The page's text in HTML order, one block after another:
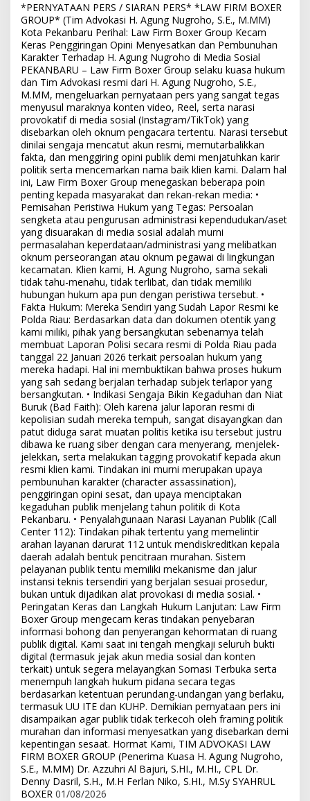
*PERNYATAAN PERS / SIARAN PERS* *LAW FIRM BOXER
GROUP* (Tim Advokasi H. Agung Nugroho, S.E., M.MM)
Kota Pekanbaru Perihal: Law Firm Boxer Group Kecam
Keras Penggiringan Opini Menyesatkan dan Pembunuhan
Karakter Terhadap H. Agung Nugroho di Media Sosial
PEKANBARU – Law Firm Boxer Group selaku kuasa hukum
dan Tim Advokasi resmi dari H. Agung Nugroho, S.E.,
M.MM, mengeluarkan pernyataan pers yang sangat tegas
menyusul maraknya konten video, Reel, serta narasi
provokatif di media sosial (Instagram/TikTok) yang
disebarkan oleh oknum pengacara tertentu. Narasi tersebut
dinilai sengaja mencatut akun resmi, memutarbalikkan
fakta, dan menggiring opini publik demi menjatuhkan karir
politik serta mencemarkan nama baik klien kami. Dalam hal
ini, Law Firm Boxer Group menegaskan beberapa poin
penting kepada masyarakat dan rekan-rekan media: •
Pemisahan Peristiwa Hukum yang Tegas: Persoalan
sengketa atau pengurusan administrasi kependudukan/aset
yang disuarakan di media sosial adalah murni
permasalahan keperdataan/administrasi yang melibatkan
oknum perseorangan atau oknum pegawai di lingkungan
kecamatan. Klien kami, H. Agung Nugroho, sama sekali
tidak tahu-menahu, tidak terlibat, dan tidak memiliki
hubungan hukum apa pun dengan peristiwa tersebut. •
Fakta Hukum: Mereka Sendiri yang Sudah Lapor Resmi ke
Polda Riau: Berdasarkan data dan dokumen otentik yang
kami miliki, pihak yang bersangkutan sebenarnya telah
membuat Laporan Polisi secara resmi di Polda Riau pada
tanggal 22 Januari 2026 terkait persoalan hukum yang
mereka hadapi. Hal ini membuktikan bahwa proses hukum
yang sah sedang berjalan terhadap subjek terlapor yang
bersangkutan. • Indikasi Sengaja Bikin Kegaduhan dan Niat
Buruk (Bad Faith): Oleh karena jalur laporan resmi di
kepolisian sudah mereka tempuh, sangat disayangkan dan
patut diduga sarat muatan politis ketika isu tersebut justru
dibawa ke ruang siber dengan cara menyerang, menjelek-
jelekkan, serta melakukan tagging provokatif kepada akun
resmi klien kami. Tindakan ini murni merupakan upaya
pembunuhan karakter (character assassination),
penggiringan opini sesat, dan upaya menciptakan
kegaduhan publik menjelang tahun politik di Kota
Pekanbaru. • Penyalahgunaan Narasi Layanan Publik (Call
Center 112): Tindakan pihak tertentu yang memelintir
arahan layanan darurat 112 untuk mendiskreditkan kepala
daerah adalah bentuk pencitraan murahan. Sistem
pelayanan publik tentu memiliki mekanisme dan jalur
instansi teknis tersendiri yang berjalan sesuai prosedur,
bukan untuk dijadikan alat provokasi di media sosial. •
Peringatan Keras dan Langkah Hukum Lanjutan: Law Firm
Boxer Group mengecam keras tindakan penyebaran
informasi bohong dan penyerangan kehormatan di ruang
publik digital. Kami saat ini tengah mengkaji seluruh bukti
digital (termasuk jejak akun media sosial dan konten
terkait) untuk segera melayangkan Somasi Terbuka serta
menempuh langkah hukum pidana secara tegas
berdasarkan ketentuan perundang-undangan yang berlaku,
termasuk UU ITE dan KUHP. Demikian pernyataan pers ini
disampaikan agar publik tidak terkecoh oleh framing politik
murahan dan informasi menyesatkan yang disebarkan demi
kepentingan sesaat. Hormat Kami, TIM ADVOKASI LAW
FIRM BOXER GROUP (Penerima Kuasa H. Agung Nugroho,
S.E., M.MM) Dr. Azzuhri Al Bajuri, S.HI., M.HI., CPL Dr.
Denny Dasril, S.H., M.H Ferlan Niko, S.HI., M.Sy SYAHRUL
BOXER 01/08/2026